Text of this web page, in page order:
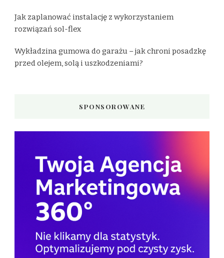
Jak zaplanować instalację z wykorzystaniem
rozwiązań sol-flex
Wykładzina gumowa do garażu – jak chroni posadzkę
przed olejem, solą i uszkodzeniami?
SPONSOROWANE